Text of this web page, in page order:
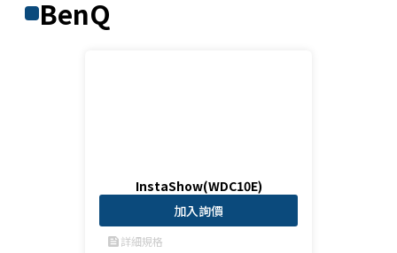
BenQ
InstaShow(WDC10E)
加入詢價
feed詳細規格